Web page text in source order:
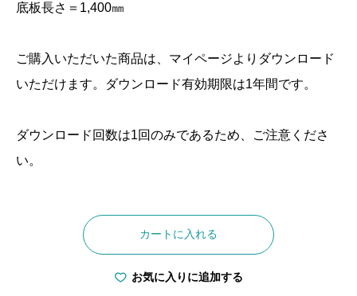
底板長さ＝1,400㎜
ご購入いただいた商品は、マイページよりダウンロード
いただけます。ダウンロード有効期限は1年間です。
ダウンロード回数は1回のみであるため、ご注意くださ
い。
T
型
塀
カートに入れる
お気に入りに追加する